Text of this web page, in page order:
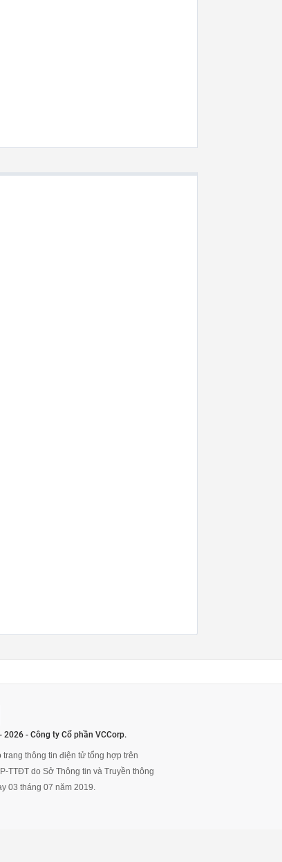
- Công ty Cổ phần VCCorp.
trang thông tin điện tử tổng hợp trên
TTĐT do Sở Thông tin và Truyền thông
03 tháng 07 năm 2019.